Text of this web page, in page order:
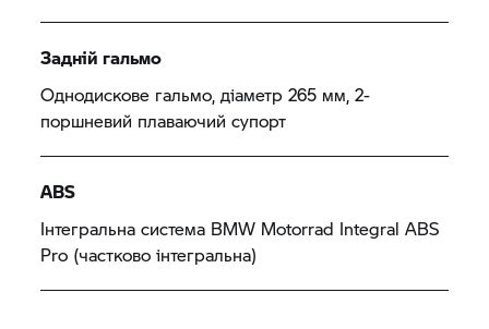
Задній гальмо
Однодискове гальмо, діаметр 265 мм, 2-
поршневий плаваючий супорт
ABS
Інтегральна система BMW Motorrad Integral ABS
Pro (частково інтегральна)